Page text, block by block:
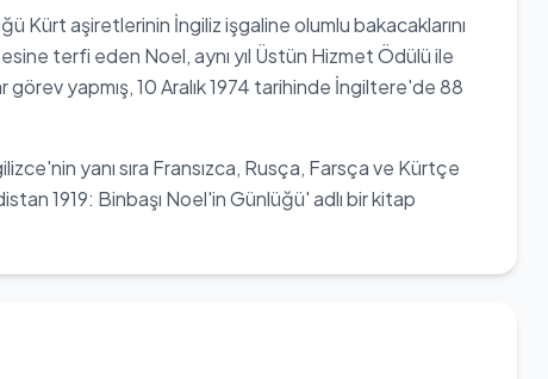
Kürt aşiretlerinin İngiliz işgaline olumlu bakacaklarını
terfi eden Noel, aynı yıl Üstün Hizmet Ödülü ile
görev yapmış, 10 Aralık 1974 tarihinde İngiltere'de 88
yanı sıra Fransızca, Rusça, Farsça ve Kürtçe
1919: Binbaşı Noel'in Günlüğü' adlı bir kitap